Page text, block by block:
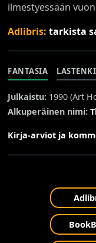
ilmestyessään
Adlibris:tarkista
FANTASIA
Julkaistu: 1990 (Art
Alkuperäinen nimi:
Kirja-arviot ja